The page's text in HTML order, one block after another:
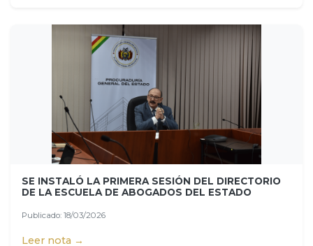
SE INSTALÓ LA PRIMERA SESIÓN DEL DIRECTORIO
DE LA ESCUELA DE ABOGADOS DEL ESTADO
Publicado: 18/03/2026
Leer nota →